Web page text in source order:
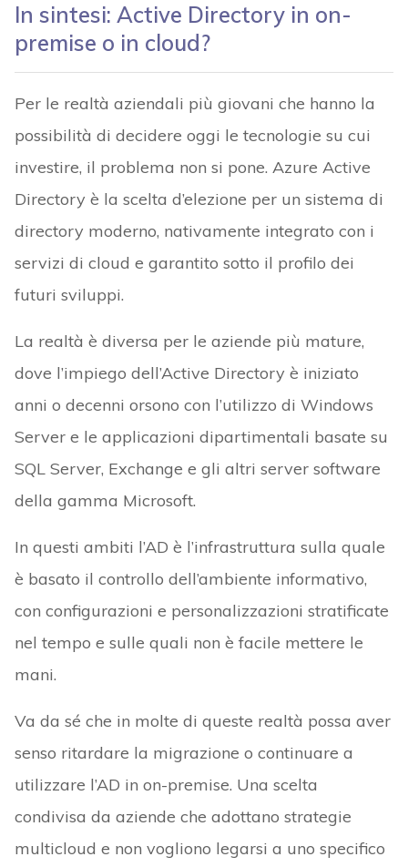
In sintesi: Active Directory in on-
premise o in cloud?
Per le realtà aziendali più giovani che hanno la
possibilità di decidere oggi le tecnologie su cui
investire, il problema non si pone. Azure Active
Directory è la scelta d’elezione per un sistema di
directory moderno, nativamente integrato con i
servizi di cloud e garantito sotto il profilo dei
futuri sviluppi.
La realtà è diversa per le aziende più mature,
dove l’impiego dell’Active Directory è iniziato
anni o decenni orsono con l’utilizzo di Windows
Server e le applicazioni dipartimentali basate su
SQL Server, Exchange e gli altri server software
della gamma Microsoft.
In questi ambiti l’AD è l’infrastruttura sulla quale
è basato il controllo dell’ambiente informativo,
con configurazioni e personalizzazioni stratificate
nel tempo e sulle quali non è facile mettere le
mani.
Va da sé che in molte di queste realtà possa aver
senso ritardare la migrazione o continuare a
utilizzare l’AD in on-premise. Una scelta
condivisa da aziende che adottano strategie
multicloud e non vogliono legarsi a uno specifico